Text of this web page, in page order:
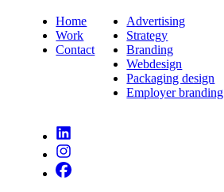
Home
Work
Contact
Advertising
Strategy
Branding
Webdesign
Packaging design
Employer branding